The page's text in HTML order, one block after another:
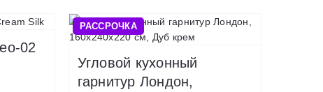
02
РАССРОЧКА
Угловой кухонный
гарнитур Лондон,